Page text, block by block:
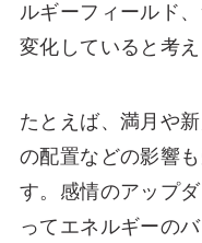
ルギーフィールド
変化していると考え
たとえば、満月や
の配置などの影響
す。感情のアップ
ってエネルギーの